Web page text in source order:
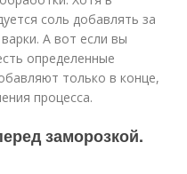
соль добавлять за
А вот если вы
определенные
только в конце,
процесса.
заморозкой.